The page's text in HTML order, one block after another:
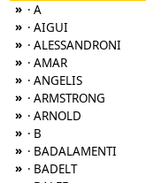
» · A
» · AIGUI
» · ALESSANDRONI
» · AMAR
» · ANGELIS
» · ARMSTRONG
» · ARNOLD
» · B
» · BADALAMENTI
» · BADELT